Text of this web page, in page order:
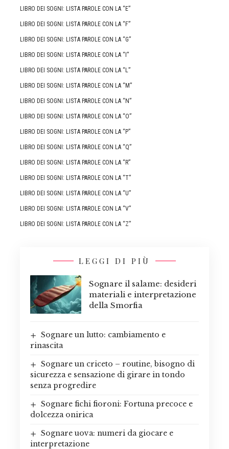
LIBRO DEI SOGNI: LISTA PAROLE CON LA “E”
LIBRO DEI SOGNI: LISTA PAROLE CON LA “F”
LIBRO DEI SOGNI: LISTA PAROLE CON LA “G”
LIBRO DEI SOGNI: LISTA PAROLE CON LA “I”
LIBRO DEI SOGNI: LISTA PAROLE CON LA “L”
LIBRO DEI SOGNI: LISTA PAROLE CON LA “M”
LIBRO DEI SOGNI: LISTA PAROLE CON LA “N”
LIBRO DEI SOGNI: LISTA PAROLE CON LA “O”
LIBRO DEI SOGNI: LISTA PAROLE CON LA “P”
LIBRO DEI SOGNI: LISTA PAROLE CON LA “Q”
LIBRO DEI SOGNI: LISTA PAROLE CON LA “R”
LIBRO DEI SOGNI: LISTA PAROLE CON LA “T”
LIBRO DEI SOGNI: LISTA PAROLE CON LA “U”
LIBRO DEI SOGNI: LISTA PAROLE CON LA “V”
LIBRO DEI SOGNI: LISTA PAROLE CON LA “Z”
LEGGI DI PIÙ
Sognare il salame: desideri
materiali e interpretazione
della Smorfia
Sognare un lutto: cambiamento e
rinascita
Sognare un criceto – routine, bisogno di
sicurezza e sensazione di girare in tondo
senza progredire
Sognare fichi fioroni: Fortuna precoce e
dolcezza onirica
Sognare uova: numeri da giocare e
interpretazione